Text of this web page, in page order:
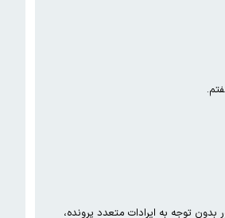
تایید حکم اعدام موکلش در دیوان عالی کشور خبر داد و اعلام کرد که شعبه ۳۹ دیوان عالی کشور بدون توجه به ایرادات متعدد پرونده،